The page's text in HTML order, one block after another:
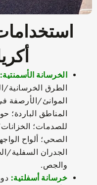
الخرسانة الأسمنتية:
الطرق الخرسانية/
الموانئ/الأرصفة
المناطق الباردة؛
للصدمات؛
الصحي؛ ألواح
الجدران السفلية/
والجص.
خرسانة أسفلتية: